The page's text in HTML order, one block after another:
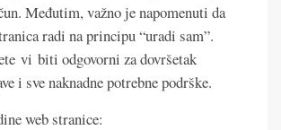
Međutim, važno je napomenuti da
radi na principu “uradi sam”.
vi biti odgovorni za dovršetak
i sve naknadne potrebne podrške.
web stranice: